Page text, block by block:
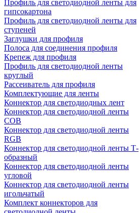
Профиль для светодиодной ленты для
гипсокартона
Профиль для светодиодной ленты для
ступеней
Заглушки для профиля
Полоса для соединения профиля
Крепеж для профиля
Профиль для светодиодной ленты
круглый
Рассеиватель для профиля
Комплектующие для ленты
Коннектор для светодиодных лент
Коннектор для светодиодной ленты
COB
Коннектор для светодиодной ленты
RGB
Коннектор для светодиодной ленты Т-
образный
Коннектор для светодиодной ленты
угловой
Коннектор для светодиодной ленты
игольчатый
Комплект коннекторов для